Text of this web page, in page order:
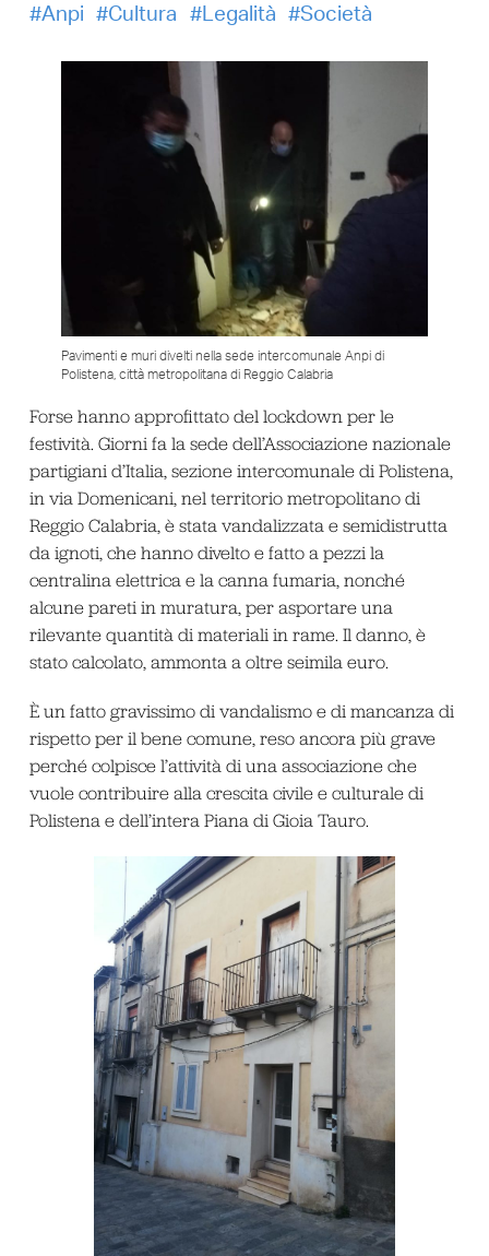
Anpi
Cultura Legalità Società
Pavimenti e muri divelti nella sede intercomunale Anpi di
Polistena, città metropolitana di Reggio Calabria
Forse hanno approfittato del lockdown per le
festività. Giorni fa la sede dell’Associazione nazionale
partigiani d’Italia, sezione intercomunale di Polistena,
in via Domenicani, nel territorio metropolitano di
Reggio Calabria, è stata vandalizzata e semidistrutta
da ignoti, che hanno divelto e fatto a pezzi la
centralina elettrica e la canna fumaria, nonché
alcune pareti in muratura, per asportare una
rilevante quantità di materiali in rame. Il danno, è
stato calcolato, ammonta a oltre seimila euro.
È un fatto gravissimo di vandalismo e di mancanza di
rispetto per il bene comune, reso ancora più grave
perché colpisce l’attività di una associazione che
vuole contribuire alla crescita civile e culturale di
Polistena e dell’intera Piana di Gioia Tauro.